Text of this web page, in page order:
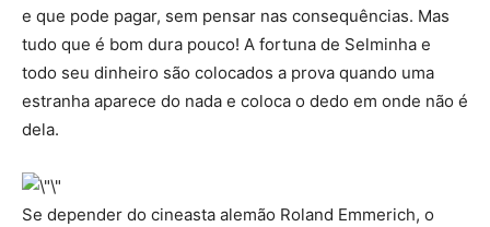
e que pode pagar, sem pensar nas consequências. Mas
tudo que é bom dura pouco! A fortuna de Selminha e
todo seu dinheiro são colocados a prova quando uma
estranha aparece do nada e coloca o dedo em onde não é
dela.
Se depender do cineasta alemão Roland Emmerich, o